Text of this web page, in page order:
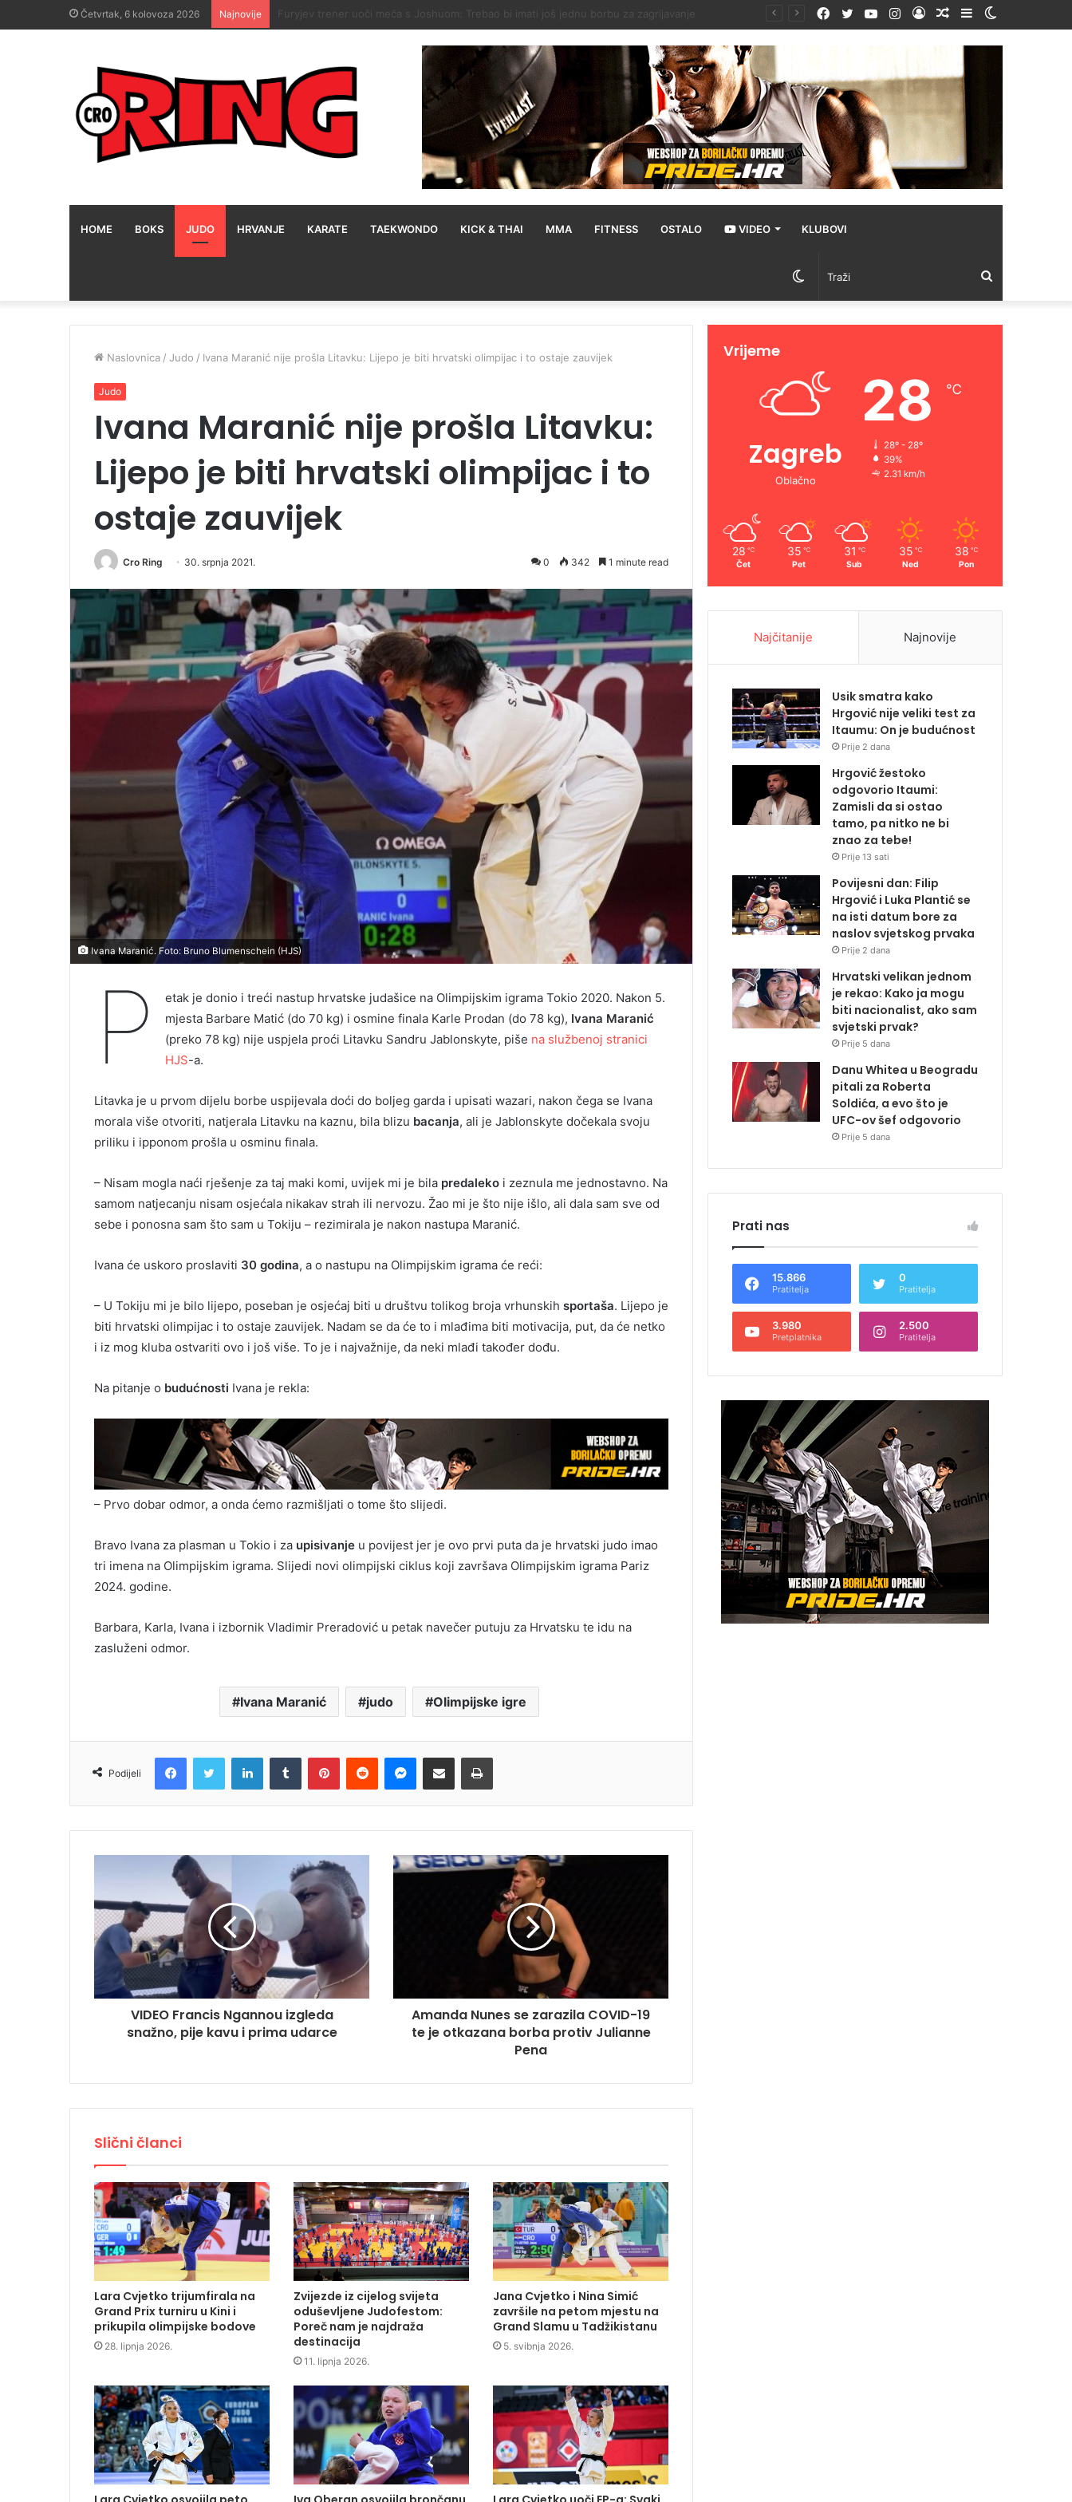
Četvrtak, 6 kolovoza 2026 Najnovije Teddy Atlas zna kako Moses Itauma može pobijediti Filipa Hrgovića: To mu je mana Sidebar
Random
Prijava
Instagram
YouTube
Twitter
Facebook
HOME BOKS JUDO HRVANJE KARATE TAEKWONDO KICK & THAI MMA FITNESS OSTALO VIDEO KLUBOVI
Traži
Switch
skin
Naslovnica / Judo / Ivana Maranić nije prošla Litavku: Lijepo je biti hrvatski olimpijac i to ostaje zauvijek
Judo
Ivana Maranić nije prošla Litavku:
Lijepo je biti hrvatski olimpijac i to
ostaje zauvijek
Cro Ring 30. srpnja 2021. 0 342 1 minute read
Ivana Maranić. Foto: Bruno Blumenschein (HJS)
P
etak je donio i treći nastup hrvatske judašice na Olimpijskim igrama Tokio 2020. Nakon 5.
mjesta Barbare Matić (do 70 kg) i osmine finala Karle Prodan (do 78 kg), Ivana Maranić
(preko 78 kg) nije uspjela proći Litavku Sandru Jablonskyte, piše na službenoj stranici
HJS-a.
Litavka je u prvom dijelu borbe uspijevala doći do boljeg garda i upisati wazari, nakon čega se Ivana
morala više otvoriti, natjerala Litavku na kaznu, bila blizu bacanja, ali je Jablonskyte dočekala svoju
priliku i ipponom prošla u osminu finala.
– Nisam mogla naći rješenje za taj maki komi, uvijek mi je bila predaleko i zeznula me jednostavno. Na
samom natjecanju nisam osjećala nikakav strah ili nervozu. Žao mi je što nije išlo, ali dala sam sve od
sebe i ponosna sam što sam u Tokiju – rezimirala je nakon nastupa Maranić.
Ivana će uskoro proslaviti 30 godina, a o nastupu na Olimpijskim igrama će reći:
– U Tokiju mi je bilo lijepo, poseban je osjećaj biti u društvu tolikog broja vrhunskih sportaša. Lijepo je
biti hrvatski olimpijac i to ostaje zauvijek. Nadam se da će to i mlađima biti motivacija, put, da će netko
i iz mog kluba ostvariti ovo i još više. To je i najvažnije, da neki mlađi također dođu.
Na pitanje o budućnosti Ivana je rekla:
– Prvo dobar odmor, a onda ćemo razmišljati o tome što slijedi.
Bravo Ivana za plasman u Tokio i za upisivanje u povijest jer je ovo prvi puta da je hrvatski judo imao
tri imena na Olimpijskim igrama. Slijedi novi olimpijski ciklus koji završava Olimpijskim igrama Pariz
2024. godine.
Barbara, Karla, Ivana i izbornik Vladimir Preradović u petak navečer putuju za Hrvatsku te idu na
zasluženi odmor.
Ivana Maranić judo Olimpijske igre
Podijeli
FacebookTwitter LinkedInTumblr PinterestReddit MessengerPodijeli e-mailom Ispis
VIDEO Francis Ngannou izgleda
snažno, pije kavu i prima udarce
Amanda Nunes se zarazila COVID-19
te je otkazana borba protiv Julianne
Pena
Slični članci
Lara Cvjetko trijumfirala na
Grand Prix turniru u Kini i
prikupila olimpijske bodove
28. lipnja 2026.
Zvijezde iz cijelog svijeta
oduševljene Judofestom:
Poreč nam je najdraža
destinacija
11. lipnja 2026.
Jana Cvjetko i Nina Simić
završile na petom mjestu na
Grand Slamu u Tadžikistanu
5. svibnja 2026.
Vrijeme
Zagreb
Oblačno
28 ℃
28º - 28º
39%
2.31 km/h
28 ℃
Čet
35 ℃
Pet
31 ℃
Sub
35 ℃
Ned
38 ℃
Pon
Najčitanije Najnovije
Usik smatra kako
Hrgović nije veliki test za
Itaumu: On je budućnost
Prije 2 dana
Hrgović žestoko
odgovorio Itaumi:
Zamisli da si ostao
tamo, pa nitko ne bi
znao za tebe!
Prije 13 sati
Povijesni dan: Filip
Hrgović i Luka Plantić se
na isti datum bore za
naslov svjetskog prvaka
Prije 2 dana
Hrvatski velikan jednom
je rekao: Kako ja mogu
biti nacionalist, ako sam
svjetski prvak?
Prije 5 dana
Danu Whitea u Beogradu
pitali za Roberta
Soldića, a evo što je
UFC-ov šef odgovorio
Prije 5 dana
Prati nas
15.866
Pratitelja
0
Pratitelja
3.980
Pretplatnika
2.500
Pratitelja